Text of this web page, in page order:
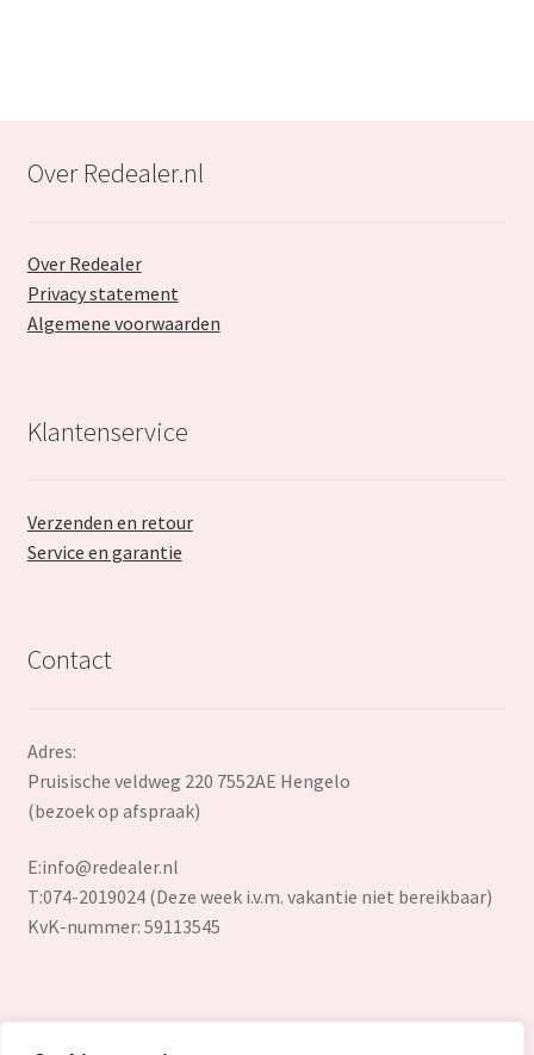
Over Redealer.nl
Over Redealer
Privacy statement
Algemene voorwaarden
Klantenservice
Verzenden en retour
Service en garantie
Contact
Adres:
Pruisische veldweg 220 7552AE Hengelo
(bezoek op afspraak)
E:info@redealer.nl
T:074-2019024 (Deze week i.v.m. vakantie niet bereikbaar)
KvK-nummer: 59113545